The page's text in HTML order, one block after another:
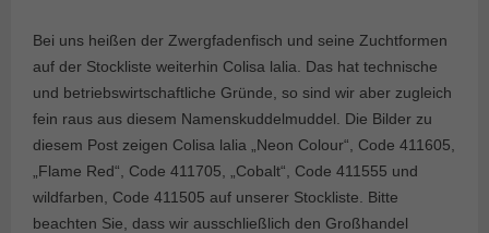
Bei uns heißen der Zwergfadenfisch und seine Zuchtformen
auf der Stockliste weiterhin Colisa lalia. Das hat technische
und betriebswirtschaftliche Gründe, so sind wir aber zugleich
fein raus aus diesem Namenskuddelmuddel. Die Bilder zu
diesem Post zeigen Colisa lalia „Neon Colour“, Code 411605,
„Flame Red“, Code 411705, „Cobalt“, Code 411555 und
wildfarben, Code 411505 auf unserer Stockliste. Bitte
beachten Sie, dass wir ausschließlich den Großhandel